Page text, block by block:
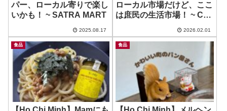
パー、ローカル寄りで楽し
いかも！ ~ SATRA MART
2025.08.17
ローカル市場だけど、ここ
は庶民の生活市場！ ~ Cho
2026.02.01
食品 食品